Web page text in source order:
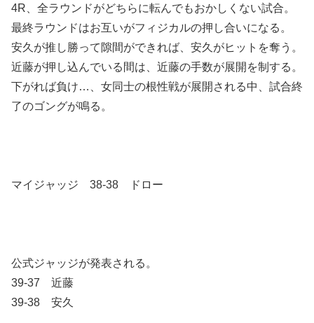
4R、全ラウンドがどちらに転んでもおかしくない試合。
最終ラウンドはお互いがフィジカルの押し合いになる。
安久が推し勝って隙間ができれば、安久がヒットを奪う。
近藤が押し込んでいる間は、近藤の手数が展開を制する。
下がれば負け…、女同士の根性戦が展開される中、試合終
了のゴングが鳴る。
マイジャッジ 38-38 ドロー
公式ジャッジが発表される。
39-37 近藤
39-38 安久